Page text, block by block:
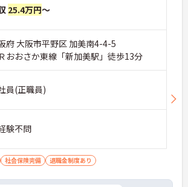
25.4万円～
府 大阪市平野区 加美南4-4-5
おおさか東線「新加美駅」徒歩13分
員(正職員)
験不問
社会保険完備 退職金制度あり